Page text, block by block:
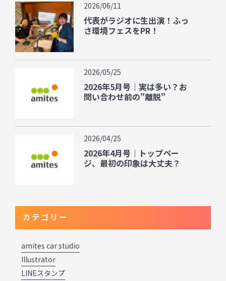
2026/06/11
代表がラジオに生出演！ふっ
さ環境フェスをPR！
2026/05/25
2026年5月号｜実は多い？お
問い合わせ前の"離脱"
2026/04/25
2026年4月号｜トップペー
ジ、最初の印象は大丈夫？
カテゴリー
amites car studio
Illustrator
LINEスタンプ